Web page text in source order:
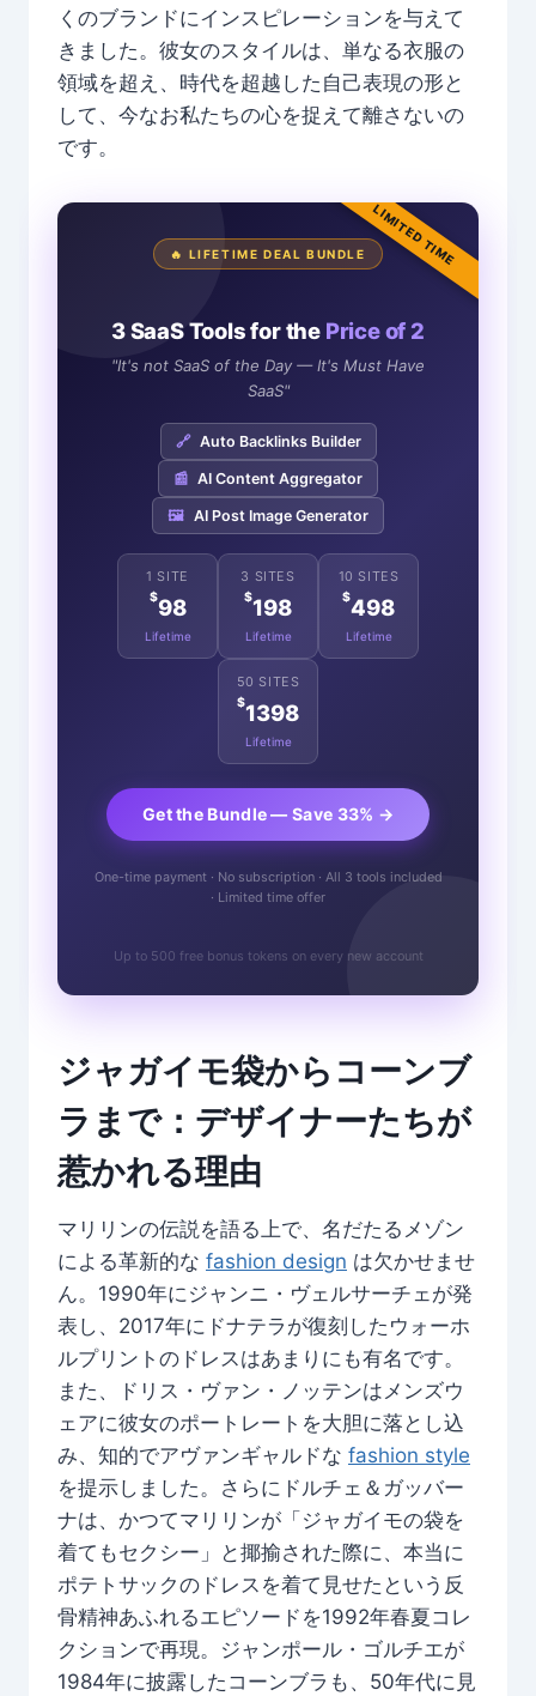
くのブランドにインスピレーションを与えて
きました。彼女のスタイルは、単なる衣服の
領域を超え、時代を超越した自己表現の形と
して、今なお私たちの心を捉えて離さないの
です。
LIMITED TIME
🔥 LIFETIME DEAL BUNDLE
3 SaaS Tools for the Price of 2
"It's not SaaS of the Day — It's Must Have
SaaS"
🔗 Auto Backlinks Builder
📰 AI Content Aggregator
🖼️ AI Post Image Generator
1 SITE
$98
Lifetime
3 SITES
$198
Lifetime
10 SITES
$498
Lifetime
50 SITES
$1398
Lifetime
Get the Bundle — Save 33% →
One-time payment · No subscription · All 3 tools included
· Limited time offer
Up to 500 free bonus tokens on every new account
ジャガイモ袋からコーンブ
ラまで：デザイナーたちが
惹かれる理由
マリリンの伝説を語る上で、名だたるメゾン
による革新的な fashion design は欠かせませ
ん。1990年にジャンニ・ヴェルサーチェが発
表し、2017年にドナテラが復刻したウォーホ
ルプリントのドレスはあまりにも有名です。
また、ドリス・ヴァン・ノッテンはメンズウ
ェアに彼女のポートレートを大胆に落とし込
み、知的でアヴァンギャルドな fashion style
を提示しました。さらにドルチェ＆ガッバー
ナは、かつてマリリンが「ジャガイモの袋を
着てもセクシー」と揶揄された際に、本当に
ポテトサックのドレスを着て見せたという反
骨精神あふれるエピソードを1992年春夏コレ
クションで再現。ジャンポール・ゴルチエが
1984年に披露したコーンブラも、50年代に見